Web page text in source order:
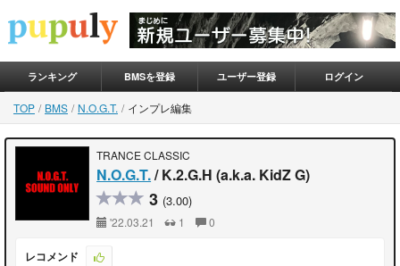
ランキング BMSを登録 ユーザー登録 ログイン
TOP BMS N.O.G.T. インプレ編集
TRANCE CLASSIC
N.O.G.T./ K.2.G.H (a.k.a. KidZ G)
3 (3.00)
'22.03.21 1 0
レコメンド